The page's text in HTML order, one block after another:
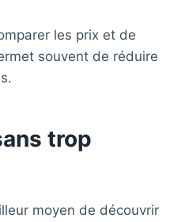
les prix et de
souvent de réduire
trop
moyen de découvrir